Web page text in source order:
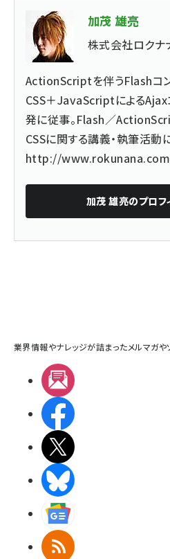
加茂 雄亮
株式会社ロクナ
ActionScriptを伴うFlashコ
CSS＋JavaScriptによるAjax
発に従事。Flash／
CSSに関する講義・執筆活動
http://
加茂 雄亮のプロフ
業界情報やナレッジが詰まったメルマガや
RSS